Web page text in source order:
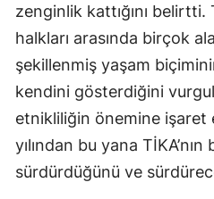
zenginlik kattığını
halkları arasında birçok
şekillenmiş yaşam
kendini gösterdiğini
etnikliliğin önemine işaret
yılından bu yana TİKA’nın
sürdürdüğünü ve